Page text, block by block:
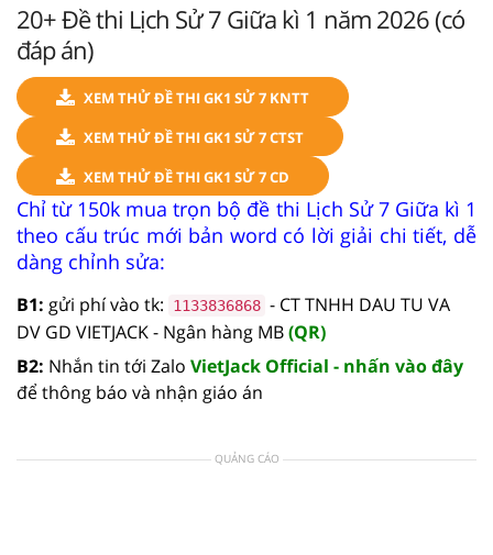
20+ Đề thi Lịch Sử 7 Giữa kì 1 năm 2026 (có
đáp án)
XEM THỬ ĐỀ THI GK1 SỬ 7 KNTT
XEM THỬ ĐỀ THI GK1 SỬ 7 CTST
XEM THỬ ĐỀ THI GK1 SỬ 7 CD
Chỉ từ 150k mua trọn bộ đề thi Lịch Sử 7 Giữa kì 1
theo cấu trúc mới bản word có lời giải chi tiết, dễ
dàng chỉnh sửa:
B1: gửi phí vào tk: 1133836868 - CT TNHH DAU TU VA
DV GD VIETJACK - Ngân hàng MB(QR)
B2: Nhắn tin tới Zalo VietJack Official - nhấn vào đây
để thông báo và nhận giáo án
QUẢNG CÁO